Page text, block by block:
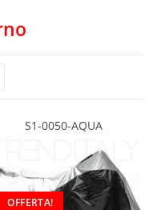
S1-0050-AQUA
OFFERTA!